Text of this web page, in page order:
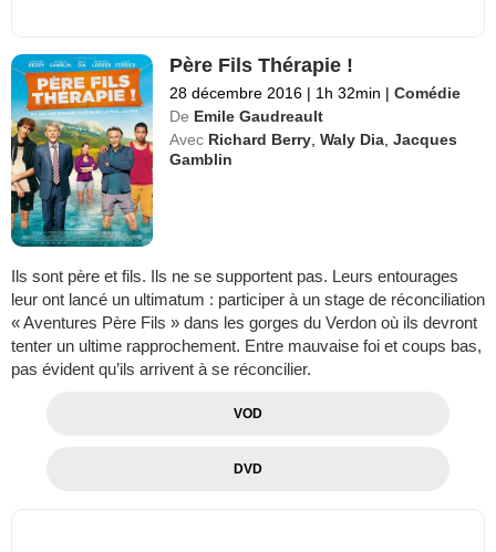
Père Fils Thérapie !
28 décembre 2016 | 1h 32min | Comédie
De Emile Gaudreault
Avec Richard Berry ,Waly Dia ,Jacques
Gamblin
Ils sont père et fils. Ils ne se supportent pas. Leurs entourages
leur ont lancé un ultimatum : participer à un stage de réconciliation
« Aventures Père Fils » dans les gorges du Verdon où ils devront
tenter un ultime rapprochement. Entre mauvaise foi et coups bas,
pas évident qu’ils arrivent à se réconcilier.
VOD
DVD